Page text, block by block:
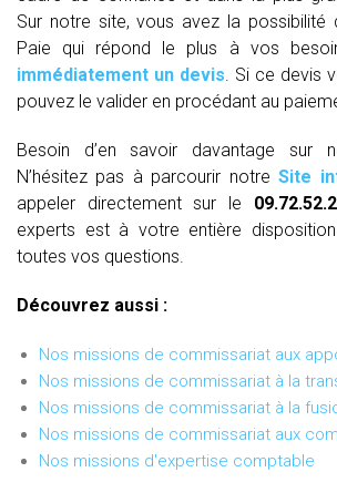
Sur notre site, vous avez la possibilité
Paie qui répond le plus à vos
immédiatement un devis . Si ce devis
pouvez le valider en procédant au
Besoin d’en savoir davantage sur
N’hésitez pas à parcourir notreSite
appeler directement sur le
experts est à votre entière
toutes vos questions.
Découvrez aussi :
Nos missions de commissariat aux
Nos missions de commissariat à la
Nos missions de commissariat à la
Nos missions de commissariat aux
Nos missions d'expertise comptable